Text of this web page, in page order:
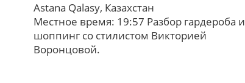
Astana Qalasy, Казахстан
Местное время: 19:57 Разбор гардероба и
шоппинг со стилистом Викторией
Воронцовой.